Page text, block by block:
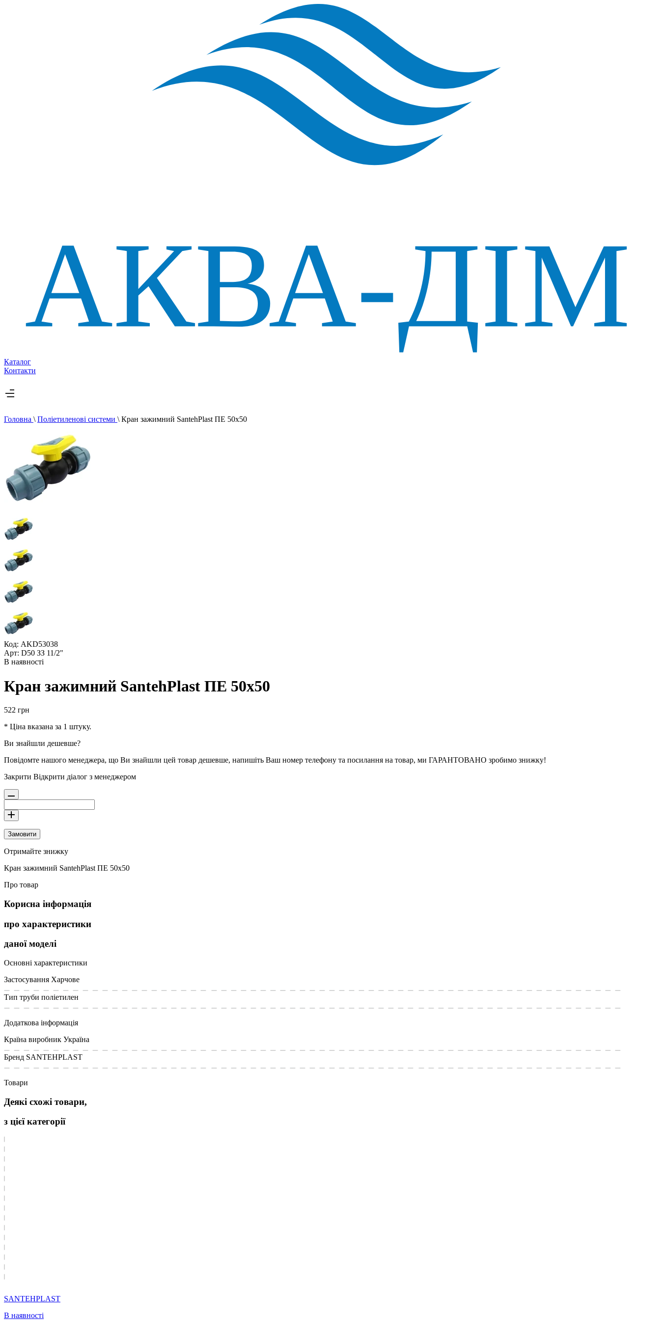
Каталог
Контакти
Головна \ Поліетиленові системи \ Кран зажимний SantehPlast ПЕ 50х50
Код: AKD53038
Арт: D50 ЗЗ 11/2"
В наявності
Кран зажимний SantehPlast ПЕ 50х50
522 грн
* Ціна вказана за 1 штуку.
Ви знайшли дешевше?
Повідомте нашого менеджера, що Ви знайшли цей товар дешевше, напишіть Ваш номер телефону та посилання на товар, ми ГАРАНТОВАНО зробимо знижку!
Закрити Відкрити діалог з менеджером
Замовити
Отримайте знижку
Кран зажимний SantehPlast ПЕ 50х50
Про товар
Корисна інформація
про характеристики
даної моделі
Основні характеристики
Застосування Харчове
Тип труби поліетилен
Додаткова інформація
Країна виробник Україна
Бренд SANTEHPLAST
Товари
Деякі схожі товари,
з цієї категорії
SANTEHPLAST
В наявності